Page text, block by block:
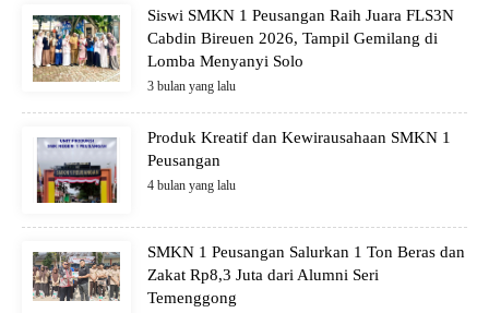
Siswi SMKN 1 Peusangan Raih Juara FLS3N
Cabdin Bireuen 2026, Tampil Gemilang di
Lomba Menyanyi Solo
3 bulan yang lalu
Produk Kreatif dan Kewirausahaan SMKN 1
Peusangan
4 bulan yang lalu
SMKN 1 Peusangan Salurkan 1 Ton Beras dan
Zakat Rp8,3 Juta dari Alumni Seri
Temenggong